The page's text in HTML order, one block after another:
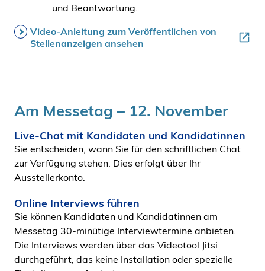
und Beantwortung.
Video-Anleitung zum Veröffentlichen von
Stellenanzeigen ansehen
Am Messetag – 12. November
Live-Chat mit Kandidaten und Kandidatinnen
Sie entscheiden, wann Sie für den schriftlichen Chat
zur Verfügung stehen. Dies erfolgt über Ihr
Ausstellerkonto.
Online Interviews führen
Sie können Kandidaten und Kandidatinnen am
Messetag 30-minütige Interviewtermine anbieten.
Die Interviews werden über das Videotool Jitsi
durchgeführt, das keine Installation oder spezielle